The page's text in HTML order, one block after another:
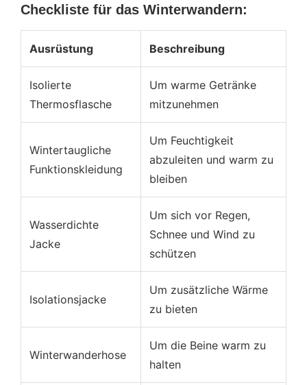
Checkliste für das Winterwandern:
Ausrüstung Beschreibung
Isolierte
Thermosflasche
Um warme Getränke
mitzunehmen
Wintertaugliche
Funktionskleidung
Um Feuchtigkeit
abzuleiten und warm zu
bleiben
Wasserdichte
Jacke
Um sich vor Regen,
Schnee und Wind zu
schützen
Isolationsjacke
Um zusätzliche Wärme
zu bieten
Winterwanderhose
Um die Beine warm zu
halten